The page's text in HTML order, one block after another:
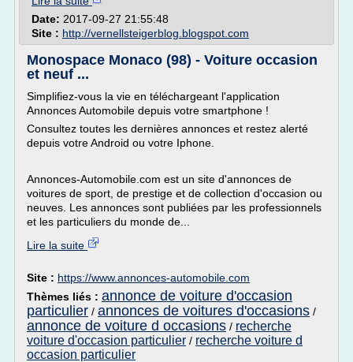
Date: 2017-09-27 21:55:48
Site : http://vernellsteigerblog.blogspot.com
Monospace Monaco (98) - Voiture occasion
et neuf ...
Simplifiez-vous la vie en téléchargeant l'application
Annonces Automobile depuis votre smartphone !
Consultez toutes les dernières annonces et restez alerté
depuis votre Android ou votre Iphone.
Annonces-Automobile.com est un site d'annonces de
voitures de sport, de prestige et de collection d'occasion ou
neuves. Les annonces sont publiées par les professionnels
et les particuliers du monde de...
Lire la suite
Site : https://www.annonces-automobile.com
Thèmes liés : annonce de voiture d'occasion
particulier / annonces de voitures d'occasions /
annonce de voiture d occasions / recherche
voiture d'occasion particulier / recherche voiture d
occasion particulier